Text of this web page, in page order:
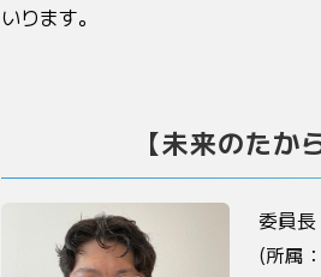
いります。
【未来のたか
委員
(所属